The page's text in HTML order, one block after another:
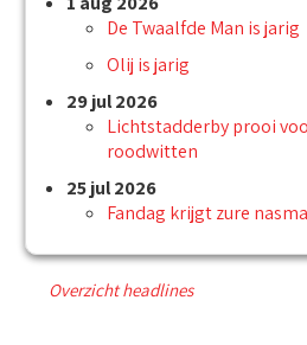
De Twaalfde Man is jarig
Olij is jarig
29 jul 2026
Lichtstadderby prooi
roodwitten
25 jul 2026
Fandag krijgt zure
Overzicht headlines